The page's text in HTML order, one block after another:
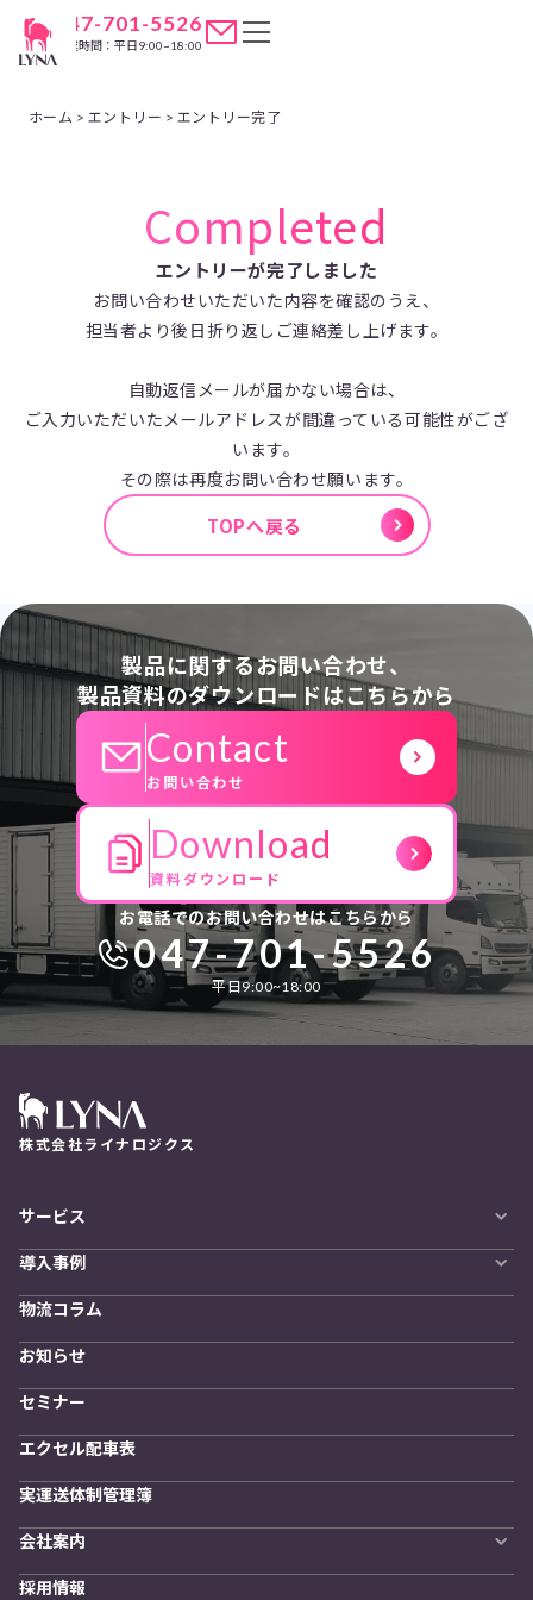
047-701-5526
営業時間：平日9:00~18:00
ホーム > エントリー > エントリー完了
Completed
エントリーが完了しました
お問い合わせいただいた内容を確認のうえ、
担当者より後日折り返しご連絡差し上げます。
自動返信メールが届かない場合は、
ご入力いただいたメールアドレスが間違っている可能性がござ
います。
その際は再度お問い合わせ願います。
TOPへ戻る
製品に関するお問い合わせ、
製品資料のダウンロードはこちらから
Contact
お問い合わせ
Download
資料ダウンロード
お電話でのお問い合わせはこちらから
047-701-5526
平日9:00~18:00
株式会社ライナロジクス
サービス
LYNA DXプラットフォーム
発着管理オプション
訪問計画
物流拠点最適化
開発者向けサービス
導入事例
導入をご検討の方へ
物流コラム
お知らせ
セミナー
エクセル配車表
実運送体制管理簿
会社案内
私たちの想い
採用情報